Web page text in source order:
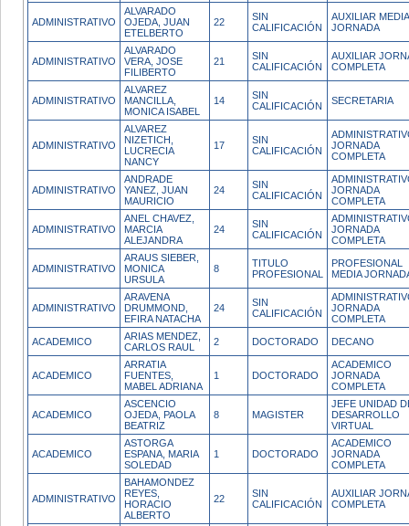
ADMINISTRATIVO
ALVARADO
OJEDA, JUAN
ETELBERTO
22
SIN
CALIFICACIÓN
AUXILIAR MEDIA
JORNADA
ADMINISTRATIVO
ALVARADO
VERA, JOSE
FILIBERTO
21
SIN
CALIFICACIÓN
AUXILIAR
COMPLETA
ADMINISTRATIVO
ALVAREZ
MANCILLA,
MONICA ISABEL
14
SIN
CALIFICACIÓN
SECRETARIA
ADMINISTRATIVO
ALVAREZ
NIZETICH,
LUCRECIA
NANCY
17
SIN
CALIFICACIÓN
JORNADA
COMPLETA
ADMINISTRATIVO
ANDRADE
YANEZ, JUAN
MAURICIO
24
SIN
CALIFICACIÓN
JORNADA
COMPLETA
ADMINISTRATIVO
ANEL CHAVEZ,
MARCIA
ALEJANDRA
24
SIN
CALIFICACIÓN
JORNADA
COMPLETA
ADMINISTRATIVO
ARAUS SIEBER,
MONICA
URSULA
8
TITULO
PROFESIONAL
PROFESIONAL
MEDIA
ADMINISTRATIVO
ARAVENA
DRUMMOND,
EFIRA NATACHA
24
SIN
CALIFICACIÓN
JORNADA
COMPLETA
ACADEMICO
ARIAS MENDEZ,
CARLOS RAUL
2 DOCTORADO DECANO
ACADEMICO
ARRATIA
FUENTES,
MABEL ADRIANA
1 DOCTORADO
ACADEMICO
JORNADA
COMPLETA
ACADEMICO
ASCENCIO
OJEDA, PAOLA
BEATRIZ
8 MAGISTER
JEFE UNIDAD
DESARROLLO
VIRTUAL
ACADEMICO
ASTORGA
ESPANA, MARIA
SOLEDAD
1 DOCTORADO
ACADEMICO
JORNADA
COMPLETA
ADMINISTRATIVO
BAHAMONDEZ
REYES,
HORACIO
ALBERTO
22
SIN
CALIFICACIÓN
AUXILIAR
COMPLETA